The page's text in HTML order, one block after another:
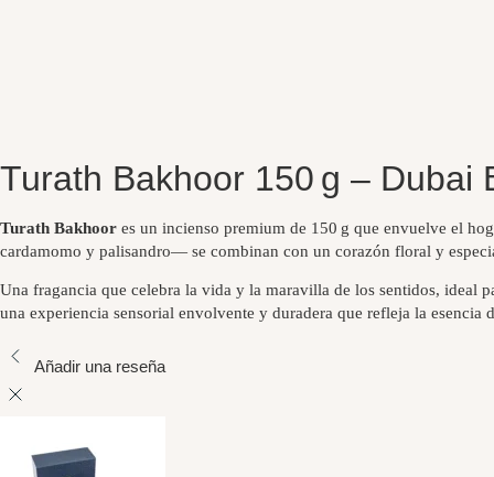
Turath Bakhoor 150 g – Dubai
Turath Bakhoor es un incienso premium de 150 g que envuelve el
cardamomo y palisandro— se combinan con un corazón floral y
Una fragancia que celebra la vida y la maravilla de los sentidos, ideal
una experiencia sensorial envolvente y duradera que refleja la esencia
Añadir una reseña